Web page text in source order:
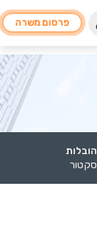
פרסום משרה
הובלות
סקטור